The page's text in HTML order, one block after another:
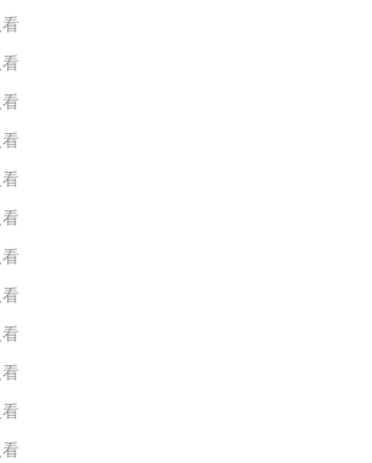
看
看
看
看
看
看
看
看
看
看
看
看